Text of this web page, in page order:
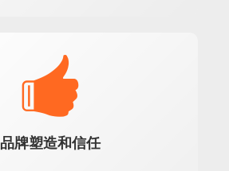
品牌塑造和信任